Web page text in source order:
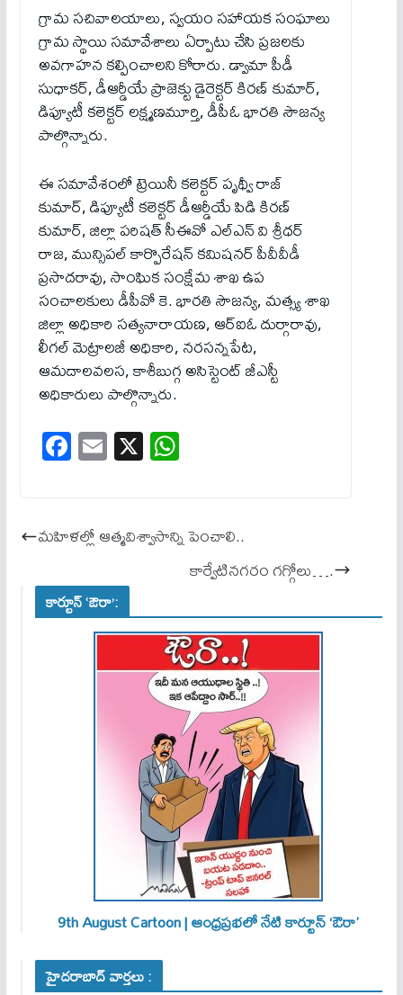
గ్రామ సచివాలయాలు, స్వయం సహాయక సంఘాలు
గ్రామ స్థాయి సమావేశాలు ఏర్పాటు చేసి ప్రజలకు
అవగాహన కల్పించాలని కోరారు. డ్వామా పీడీ
సుధాకర్, డీఆర్డీయే ప్రాజెక్టు డైరెక్టర్ కిరణ్ కుమార్,
డిప్యూటీ కలెక్టర్ లక్ష్మణమూర్తి, డీపీఓ భారతి సౌజన్య
పాల్గొన్నారు.
ఈ సమావేశంలో ట్రెయినీ కలెక్టర్ పృథ్వీ రాజ్
కుమార్, డిప్యూటీ కలెక్టర్ డీఆర్డీయే పిడి కిరణ్
కుమార్, జిల్లా పరిషత్ సీఈవో ఎల్ఎన్ వి శ్రీధర్
రాజ, మున్సిపల్ కార్పొరేషన్ కమిషనర్ పీవీవీడీ
ప్రసాదరావు, సాంఘిక సంక్షేమ శాఖ ఉప
సంచాలకులు డీపీవో కె. భారతి సౌజన్య, మత్స్య శాఖ
జిల్లా అధికారి సత్యనారాయణ, ఆర్ఐఓ దుర్గారావు,
లీగల్ మెట్రాలజీ అధికారి, నరసన్నపేట,
ఆమదాలవలస, కాశీబుగ్గ అసిస్టెంట్ జీఎస్టీ
అధికారులు పాల్గొన్నారు.
Fa
ce
ok
E
m
X W
ha
A
pp
మహిళల్లో ఆత్మవిశ్వాసాన్ని పెంచాలి..
కార్వేటినగరం గగ్గోలు….
కార్టూన్ ‘ఔరా’:
9th August Cartoon | ఆంధ్రప్రభలో నేటి కార్టూన్ ‘ఔరా’
హైదరాబాద్ వార్తలు :